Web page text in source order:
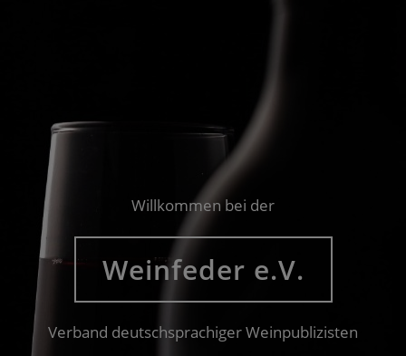
Willkommen bei der
Weinfeder e.V.
Verband deutschsprachiger Weinpublizisten